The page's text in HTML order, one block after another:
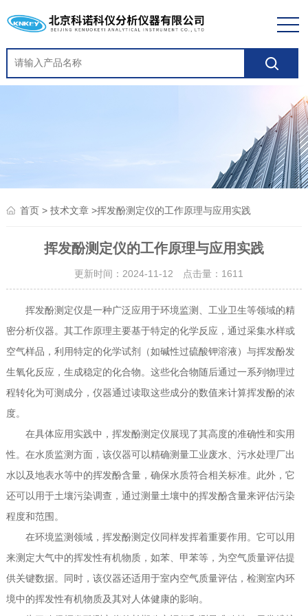
首页> 技术文章>挥发酚测定仪的工作原理与应用实践
挥发酚测定仪的工作原理与应用实践
更新时间：2024-11-12 点击量： 1611
挥发酚测定仪是一种广泛应用于环境监测、工业卫生等领域的精
密分析仪器。其工作原理主要基于特定的化学反应，通过采集水样或
空气样品，利用特定的化学试剂（如碱性过硫酸钾溶液）与挥发酚发
生氧化反应，生成稳定的化合物。这些化合物随后通过一系列物理过
程转化为可测成分，仪器通过读取这些成分的数值来计算挥发酚的浓
度。
在具体应用实践中，挥发酚测定仪展现了其高度的准确性和实用
性。在水质监测方面，该仪器可以精确测量工业废水、污水处理厂出
水以及地表水等中的挥发酚含量，确保水质符合相关标准。此外，它
还可以用于土壤污染调查，通过测量土壤中的挥发酚含量来评估污染
程度和范围。
在环境监测领域，挥发酚测定仪同样发挥着重要作用。它可以用
来测定大气中的挥发性有机物质，如苯、甲苯等，为空气质量评估提
供关键数据。同时，该仪器还适用于室内空气质量评估，检测室内环
境中的挥发性有机物质及其对人体健康的影响。